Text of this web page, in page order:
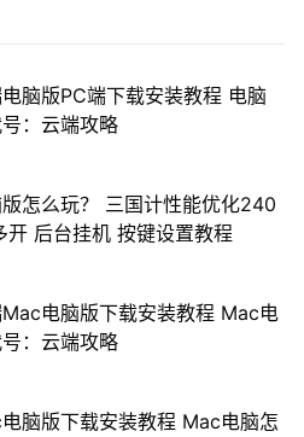
脑版PC端下载安装教程 电脑
：云端攻略
怎么玩？ 三国计性能优化240
开 后台挂机 按键设置教程
电脑版下载安装教程 Mac电
：云端攻略
脑版下载安装教程 Mac电脑怎